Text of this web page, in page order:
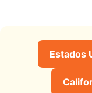
Estados